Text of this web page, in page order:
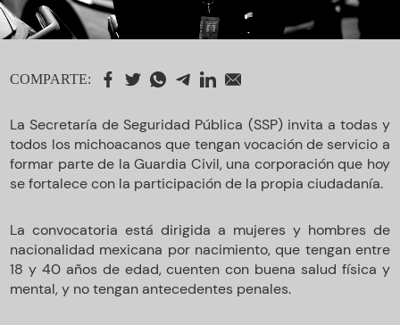
COMPARTE:
La Secretaría de Seguridad Pública (SSP) invita a todas y
todos los michoacanos que tengan vocación de servicio a
formar parte de la Guardia Civil, una corporación que hoy
se fortalece con la participación de la propia ciudadanía.
La convocatoria está dirigida a mujeres y hombres de
nacionalidad mexicana por nacimiento, que tengan entre
18 y 40 años de edad, cuenten con buena salud física y
mental, y no tengan antecedentes penales.